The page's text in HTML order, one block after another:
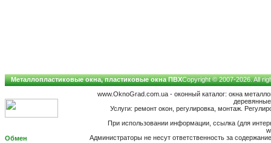
Металлопластиковые окна, пластиковые окна ПВХCopyright © 2007-2026. All
www.OknoGrad.com.ua - оконный каталог: окна
Услуги: ремонт окон, регулировка, монтаж.
При использовании информации, ссылка (для
Администраторы не несут ответственность за
Обмен